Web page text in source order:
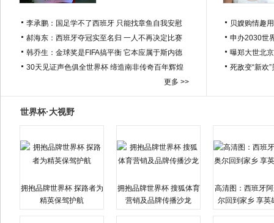
李承鹏：国足学不了西班牙 只能找章鱼自我安慰
郝海东：西班牙夺冠实至名归 一人不再决定比赛
韩乔生：金球奖是FIFA搞平衡 它本应属于斯内德
30天见证声色俱全世界杯 缔造南非传奇百年辉煌
更多 >>
贝嫂购情趣
申办2030世
曝郑大世北
死敌变“新欢
世界杯·大视野
拥抱品牌世界杯 探路者为
精英保驾护航
拥抱品牌世界杯 搜狐体育
营销及品牌传播沙龙
高清图：西班牙
尔回到家乡 享英